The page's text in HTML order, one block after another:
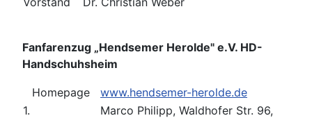
Fanfarenzug „Hendsemer Herolde" e.V. HD-
Handschuhsheim
Homepage
www.hendsemer-herolde.de
1.
Marco Philipp, Waldhofer Str. 96,